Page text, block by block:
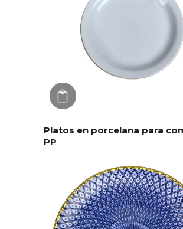
Platos en porcelana para
PP